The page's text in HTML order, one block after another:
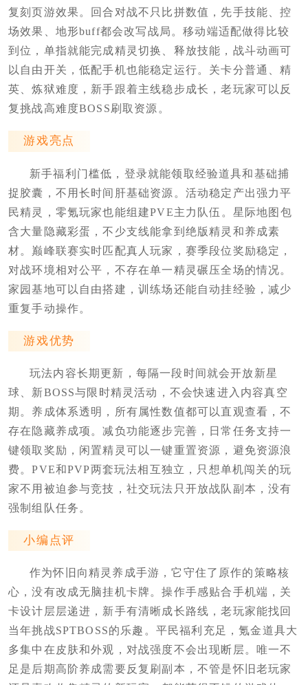
复刻页游效果。回合对战不只比拼数值，先手技能、控
场效果、地形buff都会改写战局。移动端适配做得比较
到位，单指就能完成精灵切换、释放技能，战斗动画可
以自由开关，低配手机也能稳定运行。关卡分普通、精
英、炼狱难度，新手跟着主线稳步成长，老玩家可以反
复挑战高难度BOSS刷取资源。
游戏亮点
新手福利门槛低，登录就能领取经验道具和基础捕
捉胶囊，不用长时间肝基础资源。活动稳定产出强力平
民精灵，零氪玩家也能组建PVE主力队伍。星际地图包
含大量隐藏彩蛋，不少支线能拿到绝版精灵和养成素
材。巅峰联赛实时匹配真人玩家，赛季段位奖励稳定，
对战环境相对公平，不存在单一精灵碾压全场的情况。
家园基地可以自由搭建，训练场还能自动挂经验，减少
重复手动操作。
游戏优势
玩法内容长期更新，每隔一段时间就会开放新星
球、新BOSS与限时精灵活动，不会快速进入内容真空
期。养成体系透明，所有属性数值都可以直观查看，不
存在隐藏养成项。减负功能逐步完善，日常任务支持一
键领取奖励，闲置精灵可以一键重置资源，避免资源浪
费。PVE和PVP两套玩法相互独立，只想单机闯关的玩
家不用被迫参与竞技，社交玩法只开放战队副本，没有
强制组队任务。
小编点评
作为怀旧向精灵养成手游，它守住了原作的策略核
心，没有改成无脑挂机卡牌。操作手感贴合手机端，关
卡设计层层递进，新手有清晰成长路线，老玩家能找回
当年挑战SPTBOSS的乐趣。平民福利充足，氪金道具大
多集中在皮肤和外观，对战强度不会出现断层。唯一不
足是后期高阶养成需要反复刷副本，不管是怀旧老玩家